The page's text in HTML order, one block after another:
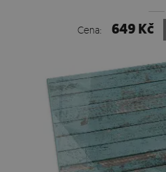
Cena: 649 Kč